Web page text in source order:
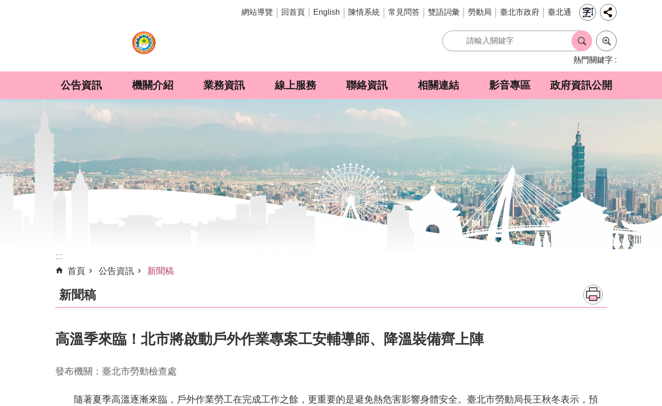
網站導覽
回首頁 English 陳情系統 常見問答 雙語詞彙 勞動局 臺北市政府 臺北通
熱門關鍵字
公告資訊 機關介紹 業務資訊 線上服務 聯絡資訊 相關連結 影音專區 政府資訊公開
:::
首頁
公告資訊 新聞稿
新聞稿
高溫季來臨！北市將啟動戶外作業專案工安輔導師、降溫裝備齊上陣
發布機關：臺北市勞動檢查處
隨著夏季高溫逐漸來臨，戶外作業勞工在完成工作之餘，更重要的是避免熱危害影響身體安全。臺北市勞動局長王秋冬表示，預